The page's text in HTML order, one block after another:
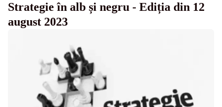
Strategie în alb și negru - Ediția din 12
august 2023